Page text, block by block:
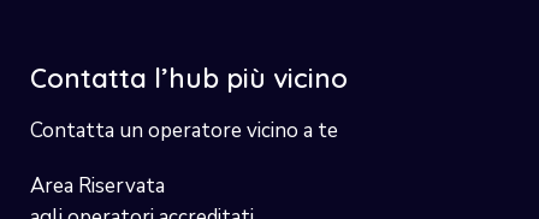
Contatta l’hub più vicino
Contatta un operatore vicino a te
Area Riservata